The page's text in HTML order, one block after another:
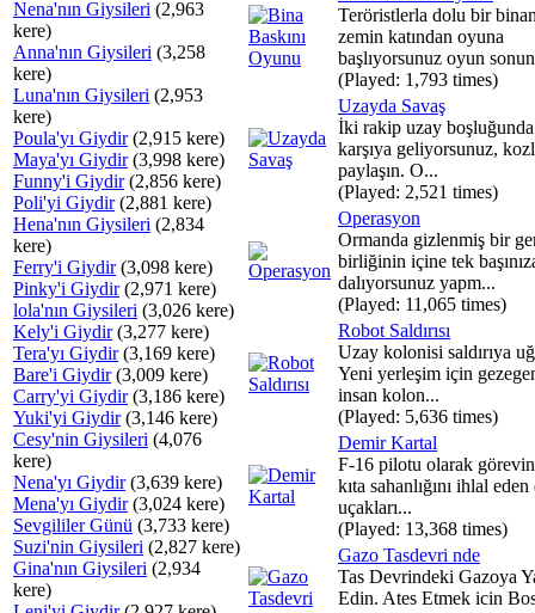
Nena'nın Giysileri (2,963
kere)
Anna'nın Giysileri (3,258
kere)
Luna'nın Giysileri (2,953
kere)
Poula'yı Giydir(2,915 kere)
Maya'yı Giydir(3,998 kere)
Funny'i Giydir(2,856 kere)
Poli'yi Giydir(2,881 kere)
Hena'nın Giysileri (2,834
kere)
Ferry'i Giydir(3,098 kere)
Pinky'i Giydir(2,971 kere)
lola'nın Giysileri (3,026 kere)
Kely'i Giydir(3,277 kere)
Tera'yı Giydir(3,169 kere)
Bare'i Giydir(3,009 kere)
Carry'yi Giydir(3,186 kere)
Yuki'yi Giydir(3,146 kere)
Cesy'nin Giysileri (4,076
kere)
Nena'yı Giydir(3,639 kere)
Mena'yı Giydir(3,024 kere)
Sevgililer Günü (3,733 kere)
Suzi'nin Giysileri (2,827 kere)
Gina'nın Giysileri (2,934
kere)
Teröristlerla dolu bir
zemin katından oyuna
başlıyorsunuz oyun
(Played: 1,793 times)
Uzayda Savaş
İki rakip uzay boşluğunda
karşıya geliyorsunuz,
paylaşın. O...
(Played: 2,521 times)
Operasyon
Ormanda gizlenmiş bir
birliğinin içine tek
dalıyorsunuz yapm...
(Played: 11,065 times)
Robot Saldırısı
Uzay kolonisi saldırıya
Yeni yerleşim için
insan kolon...
(Played: 5,636 times)
Demir Kartal
F-16 pilotu olarak
kıta sahanlığını ihlal
uçakları...
(Played: 13,368 times)
Gazo Tasdevri nde
Tas Devrindeki Gazoya
Edin. Ates Etmek icin